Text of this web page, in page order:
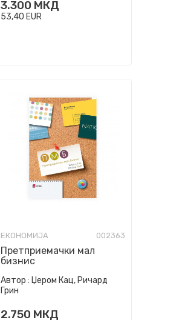
3.300 МКД
53,40 EUR
ЕКОНОМИЈА 002363
Претприемачки мал
бизнис
Автор : Џером Кац, Ричард
Грин
2.750 МКД